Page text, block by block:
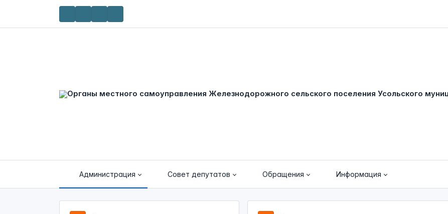
Администрация Совет депутатов Обращения Информация